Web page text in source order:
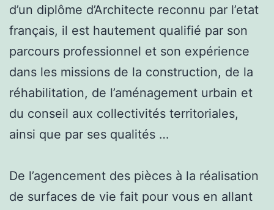
d’un diplôme d’Architecte reconnu par l’etat
français, il est hautement qualifié par son
parcours professionnel et son expérience
dans les missions de la construction, de la
réhabilitation, de l’aménagement urbain et
du conseil aux collectivités territoriales,
ainsi que par ses qualités …
De l’agencement des pièces à la réalisation
de surfaces de vie fait pour vous en allant